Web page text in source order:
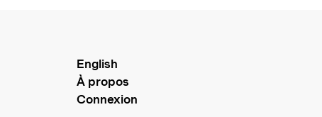
English
À propos
Connexion